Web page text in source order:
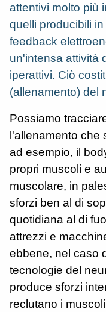
attentivi molto più
quelli producibili
feedback
un'intensa attività
iperattivi. Ciò
(allenamento) del
Possiamo
l'allenamento che
ad esempio, il
propri muscoli e
muscolare, in
sforzi ben al di
quotidiana al di
attrezzi e
ebbene, nel caso
tecnologie del
produce sforzi
reclutano i